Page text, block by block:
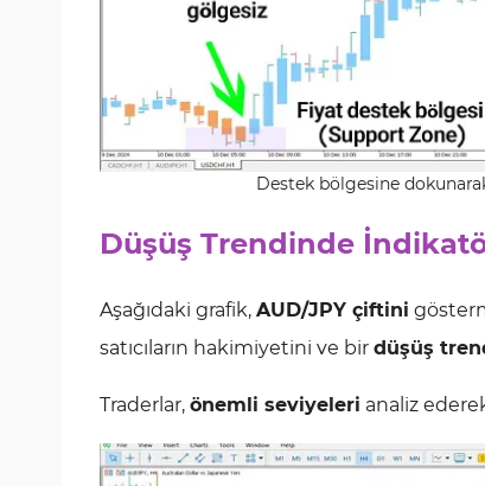
Destek bölgesine
Düşüş Trendinde
Aşağıdaki grafik, AUD/JPY çiftini
satıcıların hakimiyetini ve bir düşüş
Traderlar, önemli seviyeleri analiz